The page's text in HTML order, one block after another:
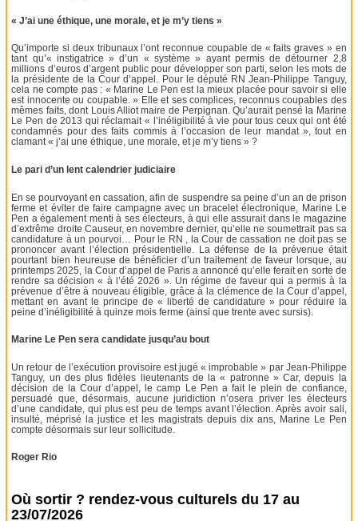
« J’ai une éthique, une morale, et je m’y tiens »
Qu’importe si deux tribunaux l’ont reconnue coupable de « faits graves » en
tant qu’« instigatrice » d’un « système » ayant permis de détourner 2,8
millions d’euros d’argent public pour développer son parti, selon les mots de
la présidente de la Cour d’appel. Pour le député RN Jean-Philippe Tanguy,
cela ne compte pas : « Marine Le Pen est la mieux placée pour savoir si elle
est innocente ou coupable. » Elle et ses complices, reconnus coupables des
mêmes faits, dont Louis Alliot maire de Perpignan. Qu’aurait pensé la Marine
Le Pen de 2013 qui réclamait « l’inéligibilité à vie pour tous ceux qui ont été
condamnés pour des faits commis à l’occasion de leur mandat », tout en
clamant « j’ai une éthique, une morale, et je m’y tiens » ?
Le pari d’un lent calendrier judiciaire
En se pourvoyant en cassation, afin de suspendre sa peine d’un an de prison
ferme et éviter de faire campagne avec un bracelet électronique, Marine Le
Pen a également menti à ses électeurs, à qui elle assurait dans le magazine
d’extrême droite Causeur, en novembre dernier, qu’elle ne soumettrait pas sa
candidature à un pourvoi… Pour le RN , la Cour de cassation ne doit pas se
prononcer avant l’élection présidentielle. La défense de la prévenue était
pourtant bien heureuse de bénéficier d’un traitement de faveur lorsque, au
printemps 2025, la Cour d’appel de Paris a annoncé qu’elle ferait en sorte de
rendre sa décision « à l’été 2026 ». Un régime de faveur qui a permis à la
prévenue d’être à nouveau éligible, grâce à la clémence de la Cour d’appel,
mettant en avant le principe de « liberté de candidature » pour réduire la
peine d’inéligibilité à quinze mois ferme (ainsi que trente avec sursis).
Marine Le Pen sera candidate jusqu’au bout
Un retour de l’exécution provisoire est jugé « improbable » par Jean-Philippe
Tanguy, un des plus fidèles lieutenants de la « patronne » Car, depuis la
décision de la Cour d’appel, le camp Le Pen a fait le plein de confiance,
persuadé que, désormais, aucune juridiction n’osera priver les électeurs
d’une candidate, qui plus est peu de temps avant l’élection. Après avoir sali,
insulté, méprisé la justice et les magistrats depuis dix ans, Marine Le Pen
compte désormais sur leur sollicitude.
Roger Rio
Où sortir ? rendez-vous culturels du 17 au
23/07/2026